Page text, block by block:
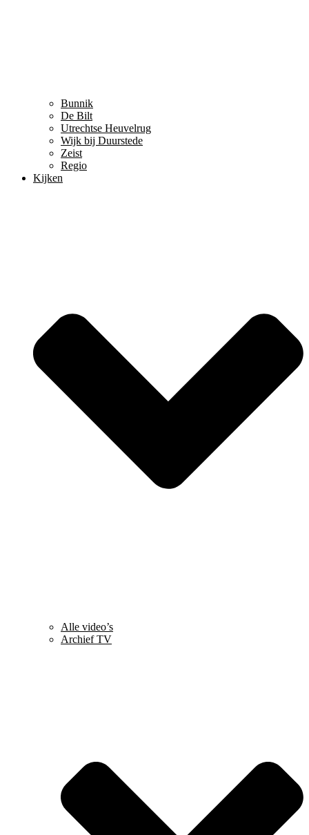
Bunnik
De Bilt
Utrechtse Heuvelrug
Wijk bij Duurstede
Zeist
Regio
Kijken
Alle video’s
Archief TV